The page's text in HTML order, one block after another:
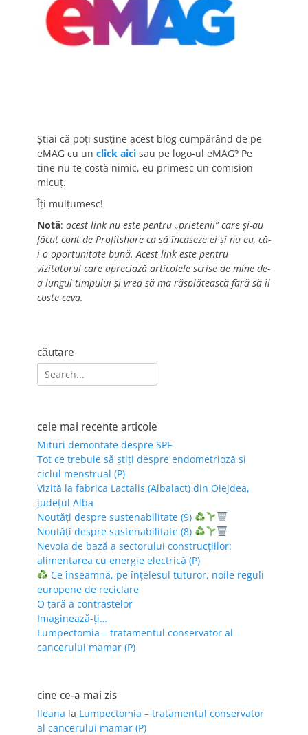
Știai că poți susține acest blog cumpărând de pe
eMAG cu un click aici sau pe logo-ul eMAG? Pe
tine nu te costă nimic, eu primesc un comision
micuț.
Îți mulțumesc!
Notă: acest link nu este pentru „prietenii” care și-au
făcut cont de Profitshare ca să încaseze ei și nu eu, că-
i o oportunitate bună. Acest link este pentru
vizitatorul care apreciază articolele scrise de mine de-
a lungul timpului și vrea să mă răsplătească fără să îl
coste ceva.
căutare
Search
for:
cele mai recente articole
Mituri demontate despre SPF
Tot ce trebuie să știți despre endometrioză și
ciclul menstrual (P)
Vizită la fabrica Lactalis (Albalact) din Oiejdea,
județul Alba
Noutăți despre sustenabilitate (9)
Noutăți despre sustenabilitate (8)
Nevoia de bază a sectorului construcțiilor:
alimentarea cu energie electrică (P)
Ce înseamnă, pe înțelesul tuturor, noile reguli
europene de reciclare
O țară a contrastelor
Imaginează-ți…
Lumpectomia – tratamentul conservator al
cancerului mamar (P)
cine ce-a mai zis
Ileana la Lumpectomia – tratamentul conservator
al cancerului mamar (P)